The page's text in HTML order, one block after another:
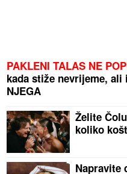
PAKLENI TALAS NE
kada stiže nevrijeme, ali
NJEGA
Želite
koliko
Napravite